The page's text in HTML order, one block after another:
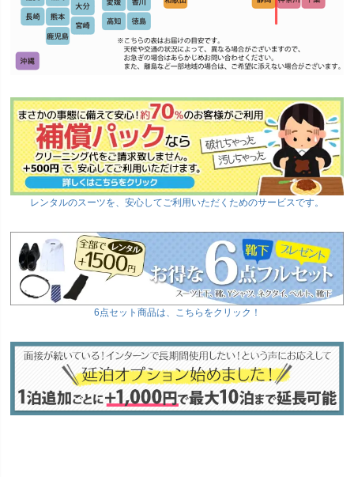
レンタルのスーツを、安心してご利用いただくためのサービスです。
6点セット商品は、こちらをクリック！